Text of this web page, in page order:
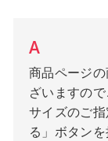
商品ページ
ざいますので
サイズのご
る」ボタンを